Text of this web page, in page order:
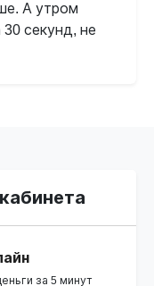
А утром
секунд, не
за 5 минут